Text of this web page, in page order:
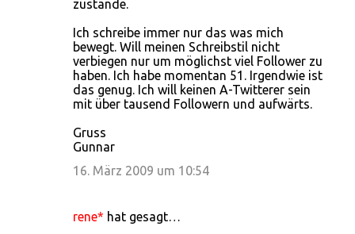
zustande.
Ich schreibe immer nur das was mich
bewegt. Will meinen Schreibstil nicht
verbiegen nur um möglichst viel Follower zu
haben. Ich habe momentan 51. Irgendwie ist
das genug. Ich will keinen A-Twitterer sein
mit über tausend Followern und aufwärts.
Gruss
Gunnar
16. März 2009 um 10:54
rene* hat gesagt…